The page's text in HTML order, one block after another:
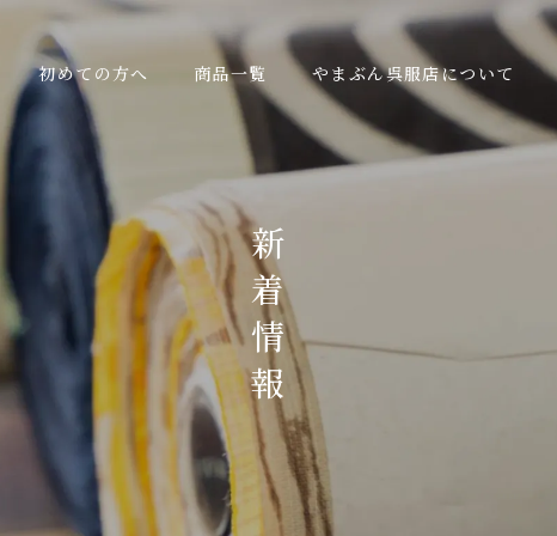
初めての方へ 商品一覧 やまぶん呉服店について
新
着
情
報